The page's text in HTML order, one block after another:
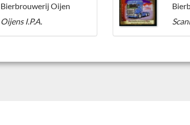
Bierbrouwerij Oijen
Oijens I.P.A.